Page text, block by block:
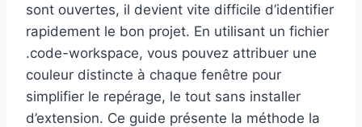
sont ouvertes, il devient vite difficile d’identifier
rapidement le bon projet. En utilisant un fichier
.code-workspace, vous pouvez attribuer une
couleur distincte à chaque fenêtre pour
simplifier le repérage, le tout sans installer
d’extension. Ce guide présente la méthode la